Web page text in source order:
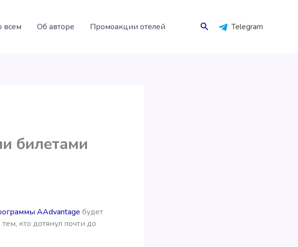
всем Об авторе Промоакции отелей Поиск Telegram
билетами
AAdvantage будет
кто дотянул почти до